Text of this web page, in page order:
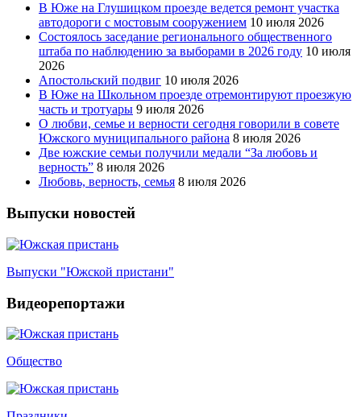
В Юже на Глушицком проезде ведется ремонт участка
автодороги с мостовым сооружением 10 июля 2026
Состоялось заседание регионального общественного
штаба по наблюдению за выборами в 2026 году 10 июля
2026
Апостольский подвиг 10 июля 2026
В Юже на Школьном проезде отремонтируют проезжую
часть и тротуары 9 июля 2026
О любви, семье и верности сегодня говорили в совете
Южского муниципального района 8 июля 2026
Две южские семьи получили медали “За любовь и
верность” 8 июля 2026
Любовь, верность, семья 8 июля 2026
Выпуски новостей
Выпуски "Южской пристани"
Видеорепортажи
Общество